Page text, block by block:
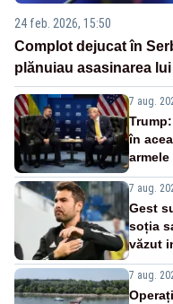
24 feb. 2026, 15:50
Complot dejucat în
plănuiau asasinarea
7 aug.
în
7 aug.
Gest
soția
văzut
7 aug.